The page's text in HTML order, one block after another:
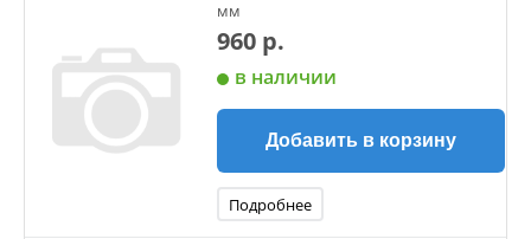
мм
960 р.
в наличии
Добавить в корзину
Подробнее